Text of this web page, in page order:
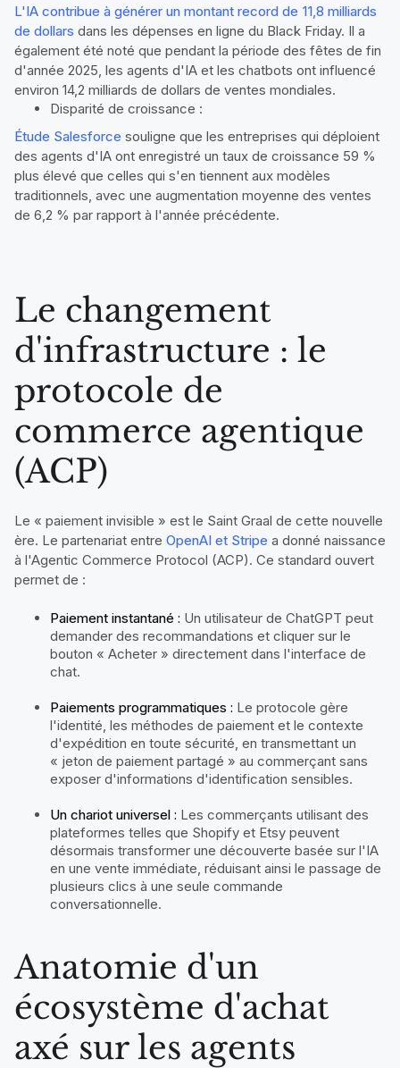
L'IA contribue à générer un montant record de 11,8 milliards
de dollars dans les dépenses en ligne du Black Friday. Il a
également été noté que pendant la période des fêtes de fin
d'année 2025, les agents d'IA et les chatbots ont influencé
environ 14,2 milliards de dollars de ventes mondiales.
Disparité de croissance :
Étude Salesforce souligne que les entreprises qui déploient
des agents d'IA ont enregistré un taux de croissance 59 %
plus élevé que celles qui s'en tiennent aux modèles
traditionnels, avec une augmentation moyenne des ventes
de 6,2 % par rapport à l'année précédente.
Le changement
d'infrastructure : le
protocole de
commerce agentique
(ACP)
Le « paiement invisible » est le Saint Graal de cette nouvelle
ère. Le partenariat entre OpenAI et Stripe a donné naissance
à l'Agentic Commerce Protocol (ACP). Ce standard ouvert
permet de :
Paiement instantané : Un utilisateur de ChatGPT peut
demander des recommandations et cliquer sur le
bouton « Acheter » directement dans l'interface de
chat.
Paiements programmatiques : Le protocole gère
l'identité, les méthodes de paiement et le contexte
d'expédition en toute sécurité, en transmettant un
« jeton de paiement partagé » au commerçant sans
exposer d'informations d'identification sensibles.
Un chariot universel : Les commerçants utilisant des
plateformes telles que Shopify et Etsy peuvent
désormais transformer une découverte basée sur l'IA
en une vente immédiate, réduisant ainsi le passage de
plusieurs clics à une seule commande
conversationnelle.
Anatomie d'un
écosystème d'achat
axé sur les agents